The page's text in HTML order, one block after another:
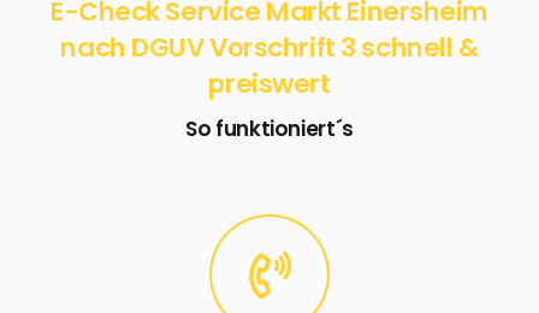
E-Check Service Markt Einersheim
nach DGUV Vorschrift 3 schnell &
preiswert
So funktioniert´s